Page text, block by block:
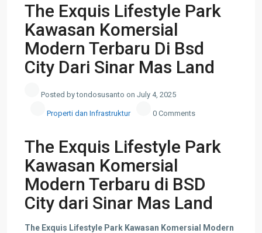
The Exquis Lifestyle Park
Kawasan Komersial
Modern Terbaru Di Bsd
City Dari Sinar Mas Land
Posted by tondosusanto on July 4, 2025
Properti dan Infrastruktur 0 Comments
The Exquis Lifestyle Park
Kawasan Komersial
Modern Terbaru di BSD
City dari Sinar Mas Land
The Exquis Lifestyle Park Kawasan Komersial Modern